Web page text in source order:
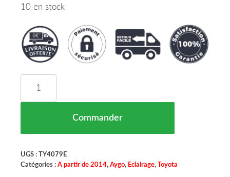
10 en stock
Commander
UGS : TY4079E
Catégories : A partir de 2014, Aygo, Eclairage, Toyota